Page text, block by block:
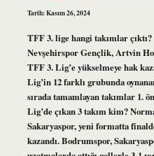
Tarih: Kasım 26, 2024
TFF 3. lige hangi takımlar
Nevşehirspor Gençlik, Artvin
TFF 3. Lig’e yükselmeye hak
Lig’in 12 farklı grubunda
sırada tamamlayan takımlar 1.
Lig’de çıkan 3 takım kim?
Sakaryaspor, yeni formatta
kazandı. Bodrumspor,